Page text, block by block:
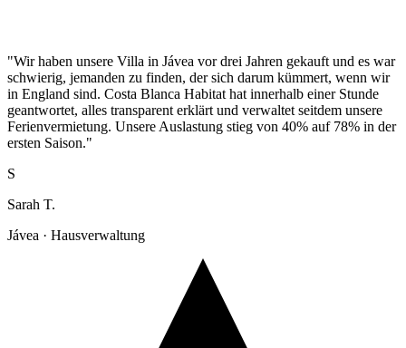
"Wir haben unsere Villa in Jávea vor drei Jahren gekauft und es war
schwierig, jemanden zu finden, der sich darum kümmert, wenn wir
in England sind. Costa Blanca Habitat hat innerhalb einer Stunde
geantwortet, alles transparent erklärt und verwaltet seitdem unsere
Ferienvermietung. Unsere Auslastung stieg von 40% auf 78% in der
ersten Saison."
S
Sarah T.
Jávea · Hausverwaltung